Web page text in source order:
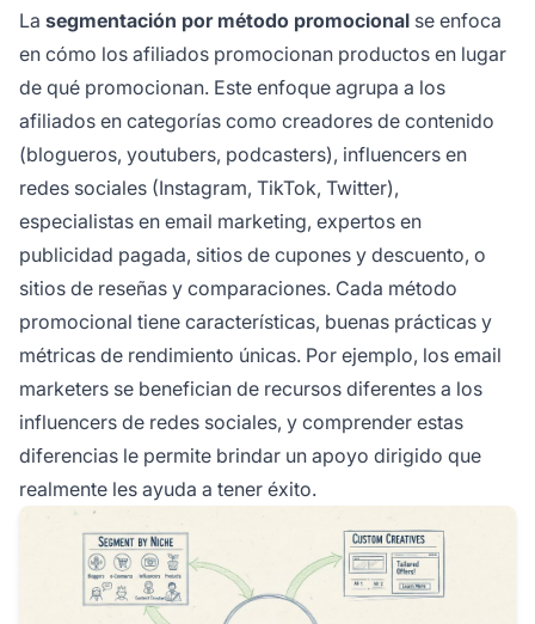
La segmentación por método promocional se enfoca
en cómo los afiliados promocionan productos en lugar
de qué promocionan. Este enfoque agrupa a los
afiliados en categorías como creadores de contenido
(blogueros, youtubers, podcasters), influencers en
redes sociales (Instagram, TikTok, Twitter),
especialistas en email marketing, expertos en
publicidad pagada, sitios de cupones y descuento, o
sitios de reseñas y comparaciones. Cada método
promocional tiene características, buenas prácticas y
métricas de rendimiento únicas. Por ejemplo, los email
marketers se benefician de recursos diferentes a los
influencers de redes sociales, y comprender estas
diferencias le permite brindar un apoyo dirigido que
realmente les ayuda a tener éxito.